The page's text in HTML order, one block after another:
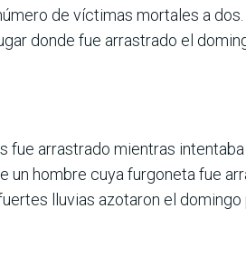
de víctimas mortales a
donde fue arrastrado el
fue arrastrado mientras
hombre cuya furgoneta fue
lluvias azotaron el